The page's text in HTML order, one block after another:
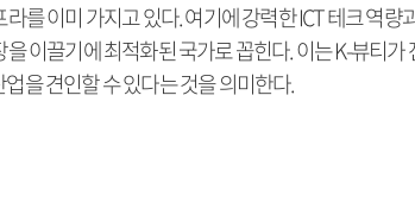
를 이미 가지고 있다. 여기에 강력한 ICT 테크 역량
이끌기에 최적화된 국가로 꼽힌다. 이는 K-뷰티가
을 견인할 수 있다는 것을 의미한다.